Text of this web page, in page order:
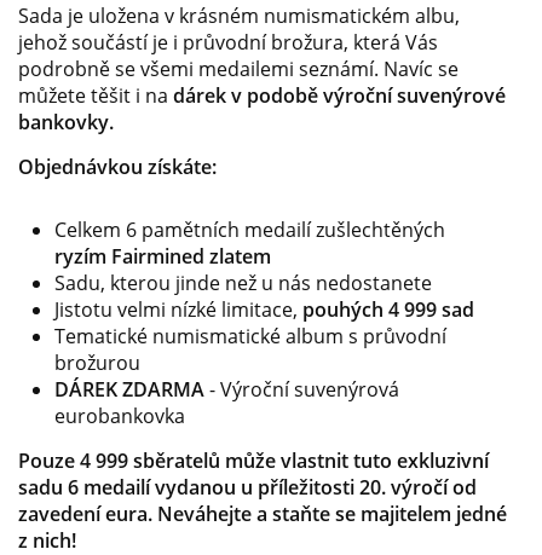
Sada je uložena v krásném numismatickém albu,
jehož součástí je i průvodní brožura, která Vás
podrobně se všemi medailemi seznámí. Navíc se
můžete těšit i na dárek v podobě výroční suvenýrové
bankovky.
Objednávkou získáte:
Celkem 6 pamětních medailí zušlechtěných
ryzím Fairmined zlatem
Sadu, kterou jinde než u nás nedostanete
Jistotu velmi nízké limitace, pouhých 4 999 sad
Tematické numismatické album s průvodní
brožurou
DÁREK ZDARMA- Výroční suvenýrová
eurobankovka
Pouze 4 999 sběratelů může vlastnit tuto exkluzivní
sadu 6 medailí vydanou u příležitosti 20. výročí od
zavedení eura. Neváhejte a staňte se majitelem jedné
z nich!